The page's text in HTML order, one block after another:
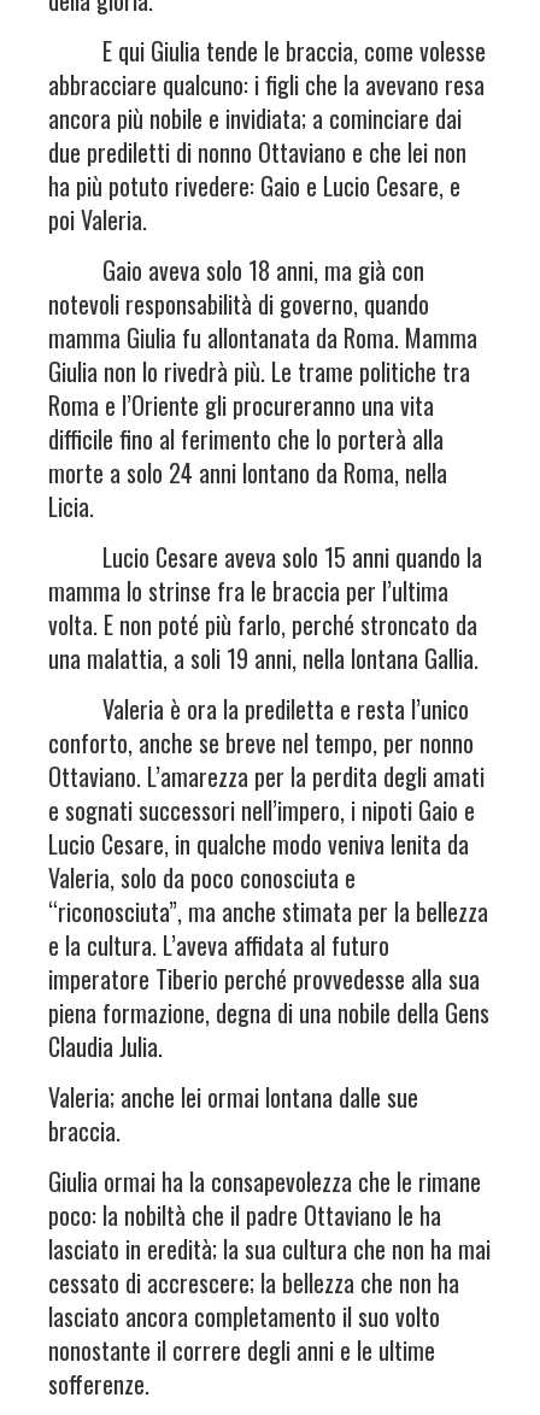
E qui Giulia tende le braccia, come volesse
abbracciare qualcuno: i figli che la avevano resa
ancora più nobile e invidiata; a cominciare dai
due prediletti di nonno Ottaviano e che lei non
ha più potuto rivedere: Gaio e Lucio Cesare, e
poi Valeria.
Gaio aveva solo 18 anni, ma già con
notevoli responsabilità di governo, quando
mamma Giulia fu allontanata da Roma. Mamma
Giulia non lo rivedrà più. Le trame politiche tra
Roma e l’Oriente gli procureranno una vita
difficile fino al ferimento che lo porterà alla
morte a solo 24 anni lontano da Roma, nella
Licia.
Lucio Cesare aveva solo 15 anni quando la
mamma lo strinse fra le braccia per l’ultima
volta. E non poté più farlo, perché stroncato da
una malattia, a soli 19 anni, nella lontana Gallia.
Valeria è ora la prediletta e resta l’unico
conforto, anche se breve nel tempo, per nonno
Ottaviano. L’amarezza per la perdita degli amati
e sognati successori nell’impero, i nipoti Gaio e
Lucio Cesare, in qualche modo veniva lenita da
Valeria, solo da poco conosciuta e
“riconosciuta”, ma anche stimata per la bellezza
e la cultura. L’aveva affidata al futuro
imperatore Tiberio perché provvedesse alla sua
piena formazione, degna di una nobile della Gens
Claudia Julia.
Valeria; anche lei ormai lontana dalle sue
braccia.
Giulia ormai ha la consapevolezza che le rimane
poco: la nobiltà che il padre Ottaviano le ha
lasciato in eredità; la sua cultura che non ha mai
cessato di accrescere; la bellezza che non ha
lasciato ancora completamento il suo volto
nonostante il correre degli anni e le ultime
sofferenze.